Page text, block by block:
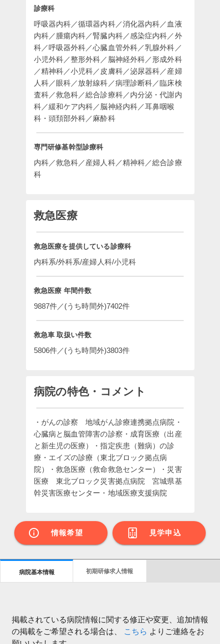
診療科
呼吸器内科／循環器内科／消化器内科／血液
内科／腫瘍内科／腎臓内科／感染症内科／外
科／呼吸器外科／心臓血管外科／乳腺外科／
小児外科／整形外科／脳神経外科／形成外科
／精神科／小児科／皮膚科／泌尿器科／産婦
人科／眼科／放射線科／病理診断科／臨床検
査科／救急科／総合診療科／内分泌・代謝内
科／緩和ケア内科／脳神経内科／耳鼻咽喉
科・頭頚部外科／麻酔科
専門研修基幹型診療科
内科／救急科／産婦人科／精神科／総合診療
科
救急医療
救急医療を提供している診療科
内科系/外科系/産婦人科/小児科
救急医療 年間件数
9887件／(うち時間外)7402件
救急車 取扱い件数
5806件／(うち時間外)3803件
病院の特色・コメント
・がんの診察　地域がん診療連携拠点病院・
心臓病と脳血管障害の診察・成育医療（出産
と新生児の医療）・指定疾患（難病）の診
療・エイズの診療（東北ブロック拠点病
院）・救急医療（救命救急センター）・災害
医療　東北ブロック災害拠点病院　宮城県基
幹災害医療センター・地域医療支援病院
情報希望 見学申込
病院基本情報 初期研修求人情報
掲載されている病院情報に関する修正や変更、追加情報
の掲載をご希望される場合は、
こちら よりご連絡をお